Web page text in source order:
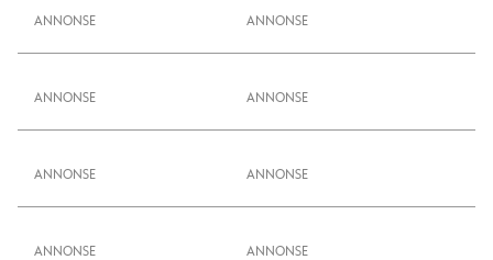
ANNONSE
ANNONSE
ANNONSE
ANNONSE